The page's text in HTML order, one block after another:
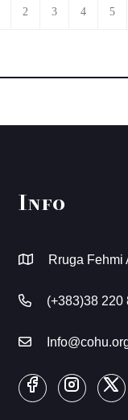
2 3 4 5
Info
Rruga Fehmi
(+383)38 220